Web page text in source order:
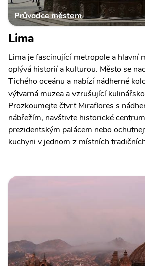
Průvodce městem
Lima
Lima je fascinující metropole a hlavní
oplývá historií a kulturou. Město se
Tichého oceánu a nabízí nádherné
výtvarná muzea a vzrušující
Prozkoumejte čtvrť Miraflores s
nábřežím, navštivte historické
prezidentským palácem nebo
kuchyni v jednom z místních